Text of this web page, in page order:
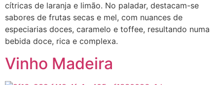
cítricas de laranja e limão. No paladar, destacam-se
sabores de frutas secas e mel, com nuances de
especiarias doces, caramelo e toffee, resultando numa
bebida doce, rica e complexa.
Vinho Madeira